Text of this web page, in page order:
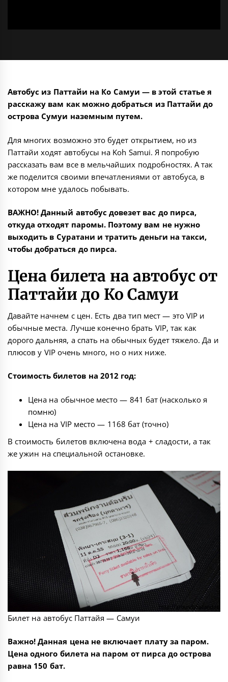
Автобус из Паттайи на Ко Самуи — в этой статье я
расскажу вам как можно добраться из Паттайи до
острова Сумуи наземным путем.
Для многих возможно это будет открытием, но из
Паттайи ходят автобусы на Koh Samui. Я попробую
рассказать вам все в мельчайших подробностях. А так
же поделится своими впечатлениями от автобуса, в
котором мне удалось побывать.
ВАЖНО! Данный автобус довезет вас до пирса,
откуда отходят паромы. Поэтому вам не нужно
выходить в Суратани и тратить деньги на такси,
чтобы добраться до пирса.
Цена билета на автобус от
Паттайи до Ко Самуи
Давайте начнем с цен. Есть два тип мест — это VIP и
обычные места. Лучше конечно брать VIP, так как
дорого дальняя, а спать на обычных будет тяжело. Да и
плюсов у VIP очень много, но о них ниже.
Стоимость билетов на 2012 год:
Цена на обычное место — 841 бат (насколько я
помню)
Цена на VIP место — 1168 бат (точно)
В стоимость билетов включена вода + сладости, а так
же ужин на специальной остановке.
Билет на автобус Паттайя — Самуи
Важно! Данная цена не включает плату за паром.
Цена одного билета на паром от пирса до острова
равна 150 бат.